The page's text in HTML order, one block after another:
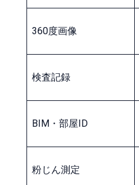
360度画像
検査記録
BIM・部屋ID
粉じん測定